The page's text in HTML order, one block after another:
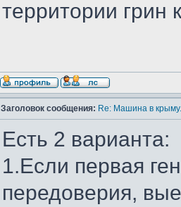
территории грин
Заголовок сообщения: Re: Машина в
Есть 2 варианта:
1.Если первая
передоверия,